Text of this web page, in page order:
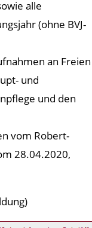
alle
(ohne BVJ-
an Freien
und
und den
vom Robert-
28.04.2020,